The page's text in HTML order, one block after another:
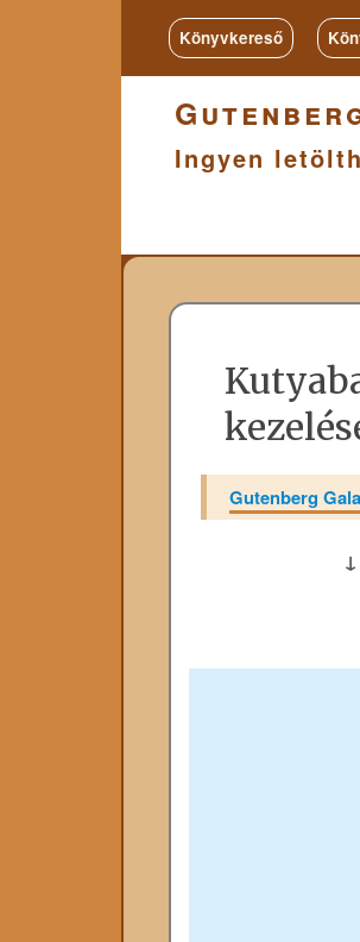
Könyvkereső
Ingyen
Gutenberg